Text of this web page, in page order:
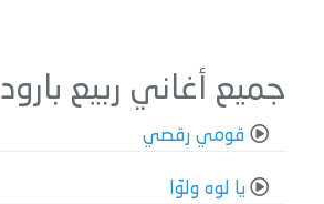
جميع أغاني ربيع بارود
قومي رقصي
يا لوه ولوّا